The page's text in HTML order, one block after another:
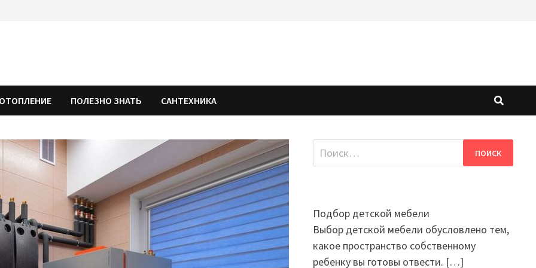
ОТОПЛЕНИЕ ПОЛЕЗНО ЗНАТЬ САНТЕХНИКА
Найти:
Подбор детской мебели
Выбор детской мебели обусловлено тем,
какое пространство собственному
ребенку вы готовы отвести. […]